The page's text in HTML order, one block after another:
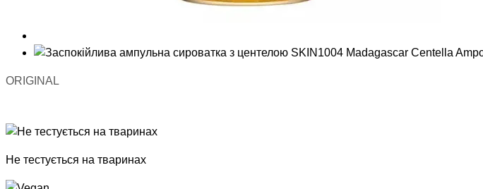
ORIGINAL
Не тестується на тваринах